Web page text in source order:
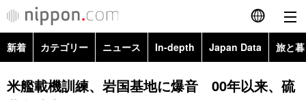
English
简体字
新着 カテゴリー ニュース In-depth Japan Data 旅と
政治・外交 Topics
米艦載機訓練、岩国基地に爆音 00年以来、硫